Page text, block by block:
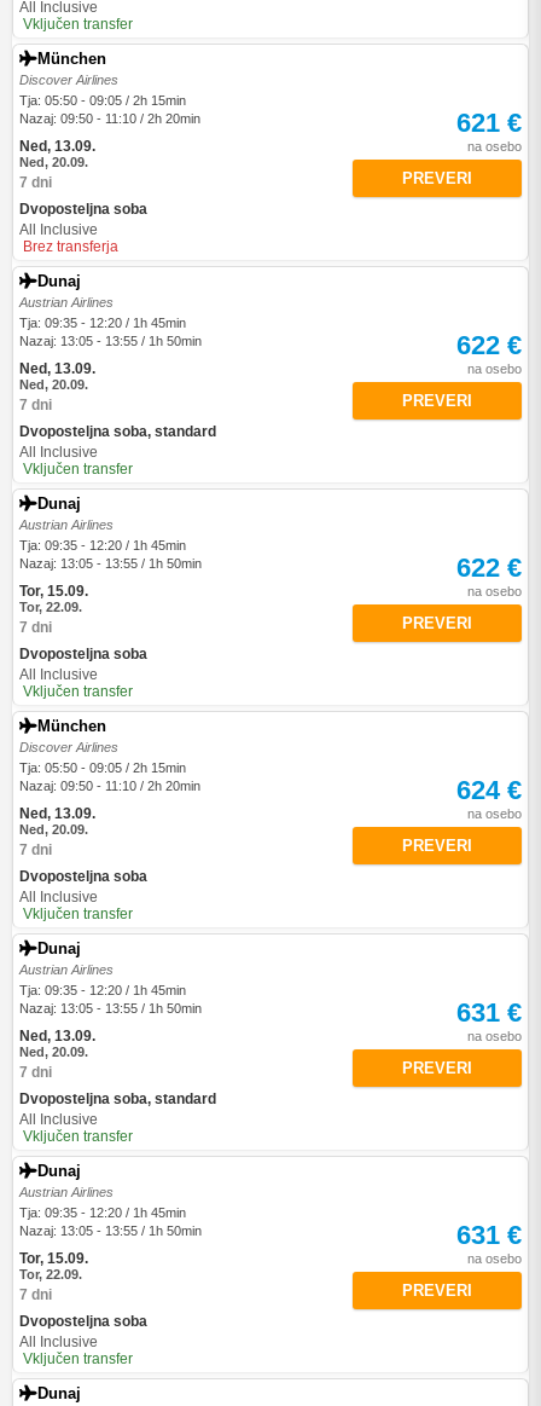
All Inclusive
Vključen transfer
München
Discover Airlines
Tja: 05:50 - 09:05 / 2h 15min
Nazaj: 09:50 - 11:10 / 2h 20min
Ned, 13.09.
Ned, 20.09.
7 dni
Dvoposteljna soba
All Inclusive
Brez transferja
621 €
na osebo
PREVERI
Dunaj
Austrian Airlines
Tja: 09:35 - 12:20 / 1h 45min
Nazaj: 13:05 - 13:55 / 1h 50min
Ned, 13.09.
Ned, 20.09.
7 dni
Dvoposteljna soba, standard
All Inclusive
Vključen transfer
622 €
na osebo
PREVERI
Dunaj
Austrian Airlines
Tja: 09:35 - 12:20 / 1h 45min
Nazaj: 13:05 - 13:55 / 1h 50min
Tor, 15.09.
Tor, 22.09.
7 dni
Dvoposteljna soba
All Inclusive
Vključen transfer
622 €
na osebo
PREVERI
München
Discover Airlines
Tja: 05:50 - 09:05 / 2h 15min
Nazaj: 09:50 - 11:10 / 2h 20min
Ned, 13.09.
Ned, 20.09.
7 dni
Dvoposteljna soba
All Inclusive
Vključen transfer
624 €
na osebo
PREVERI
Dunaj
Austrian Airlines
Tja: 09:35 - 12:20 / 1h 45min
Nazaj: 13:05 - 13:55 / 1h 50min
Ned, 13.09.
Ned, 20.09.
7 dni
Dvoposteljna soba, standard
All Inclusive
Vključen transfer
631 €
na osebo
PREVERI
Dunaj
Austrian Airlines
Tja: 09:35 - 12:20 / 1h 45min
Nazaj: 13:05 - 13:55 / 1h 50min
Tor, 15.09.
Tor, 22.09.
7 dni
Dvoposteljna soba
All Inclusive
Vključen transfer
631 €
na osebo
PREVERI
Dunaj